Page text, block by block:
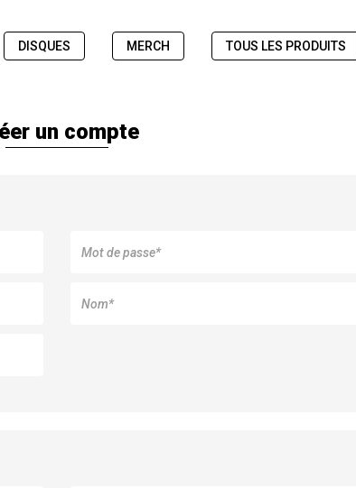
DISQUES MERCH TOUS LES PRODUITS
un compte